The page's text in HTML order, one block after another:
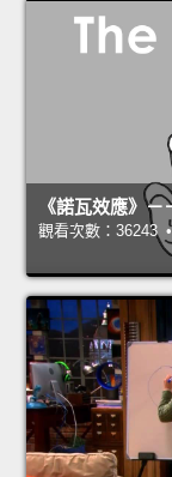
《諾瓦效應》
觀看次數：36243